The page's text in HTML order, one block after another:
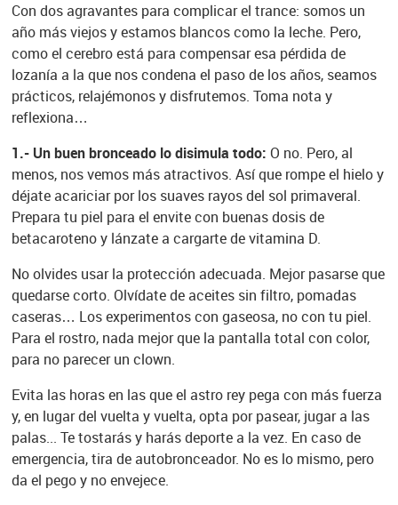
Con dos agravantes para complicar el trance: somos un
año más viejos y estamos blancos como la leche. Pero,
como el cerebro está para compensar esa pérdida de
lozanía a la que nos condena el paso de los años, seamos
prácticos, relajémonos y disfrutemos. Toma nota y
reflexiona…
1.- Un buen bronceado lo disimula todo: O no. Pero, al
menos, nos vemos más atractivos. Así que rompe el hielo y
déjate acariciar por los suaves rayos del sol primaveral.
Prepara tu piel para el envite con buenas dosis de
betacaroteno y lánzate a cargarte de vitamina D.
No olvides usar la protección adecuada. Mejor pasarse que
quedarse corto. Olvídate de aceites sin filtro, pomadas
caseras… Los experimentos con gaseosa, no con tu piel.
Para el rostro, nada mejor que la pantalla total con color,
para no parecer un clown.
Evita las horas en las que el astro rey pega con más fuerza
y, en lugar del vuelta y vuelta, opta por pasear, jugar a las
palas... Te tostarás y harás deporte a la vez. En caso de
emergencia, tira de autobronceador. No es lo mismo, pero
da el pego y no envejece.